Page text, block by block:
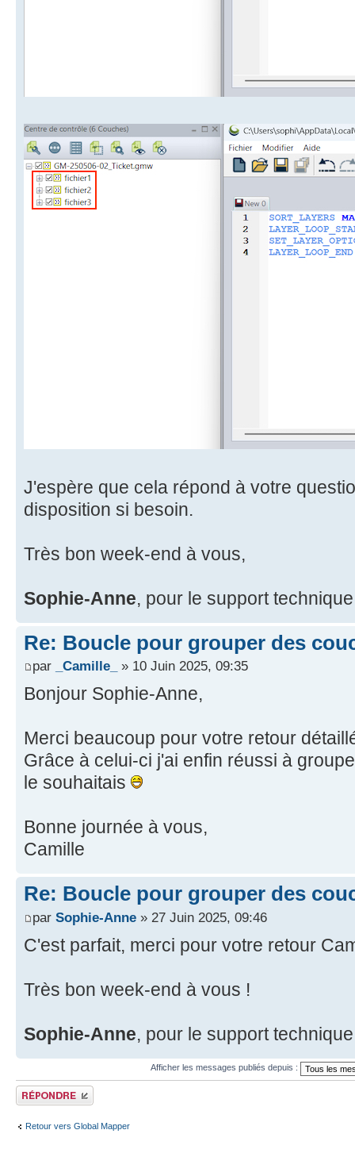
J'espère que cela répond à votre
disposition si besoin.
Très bon week-end à vous,
Sophie-Anne, pour le support
Re: Boucle pour grouper des
par _Camille_ » 10 Juin 2025, 09:35
Bonjour Sophie-Anne,
Merci beaucoup pour votre retour
Grâce à celui-ci j'ai enfin réussi à
le souhaitais
Bonne journée à vous,
Camille
Re: Boucle pour grouper des
par Sophie-Anne » 27 Juin 2025, 09:46
C'est parfait, merci pour votre retour
Très bon week-end à vous !
Sophie-Anne, pour le support
Afficher les messages publiés depuis :
Publier une réponse
Retour vers Global Mapper